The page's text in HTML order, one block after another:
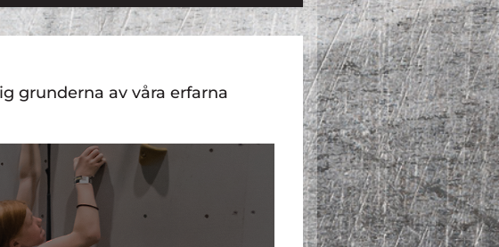
grunderna av våra erfarna